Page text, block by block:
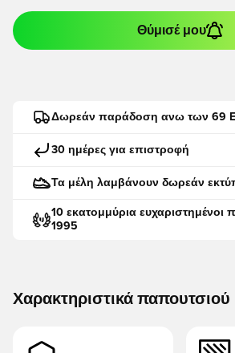
Θύμισέ μου
Δωρεάν παράδοση ανω των 69
30 ημέρες για επιστροφή
Τα μέλη λαμβάνουν δωρεάν
10 εκατομμύρια ευχαριστημένοι
1995
Χαρακτηριστικά παπουτσιού